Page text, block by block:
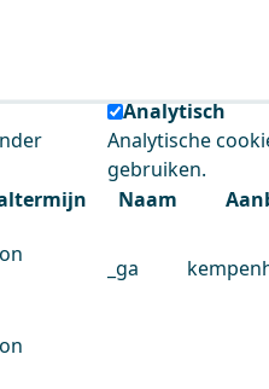
en het gebruiksgemak
Analytisch
Analytische
gebruiken.
Naam
_ga